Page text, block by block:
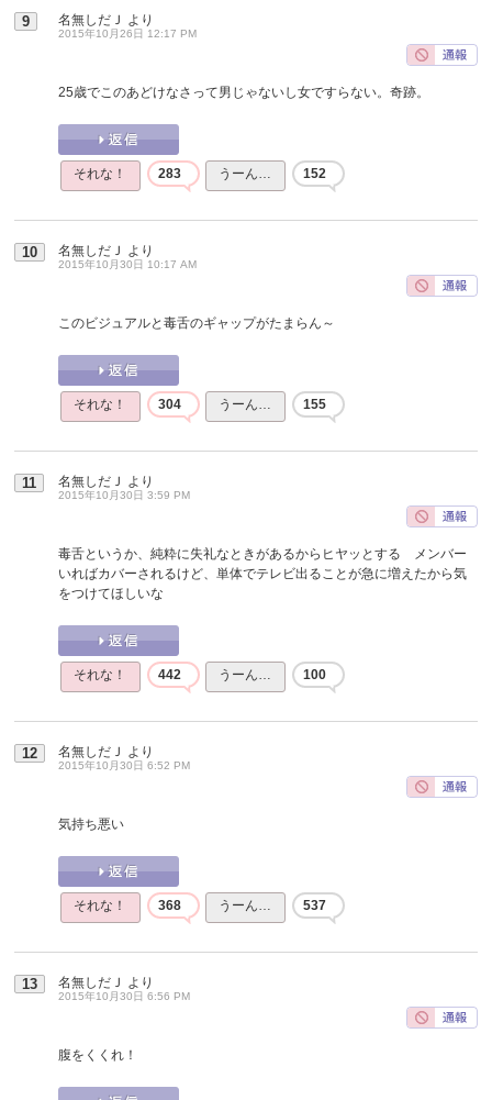
9 名無しだＪ より
2015年10月26日 12:17 PM
25歳でこのあどけなさって男じゃないし女ですらない。奇跡。
それな！ 283 うーん… 152
10 名無しだＪ より
2015年10月30日 10:17 AM
このビジュアルと毒舌のギャップがたまらん～
それな！ 304 うーん… 155
11 名無しだＪ より
2015年10月30日 3:59 PM
毒舌というか、純粋に失礼なときがあるからヒヤッとする メンバー
いればカバーされるけど、単体でテレビ出ることが急に増えたから気
をつけてほしいな
それな！ 442 うーん… 100
12 名無しだＪ より
2015年10月30日 6:52 PM
気持ち悪い
それな！ 368 うーん… 537
13 名無しだＪ より
2015年10月30日 6:56 PM
腹をくくれ！